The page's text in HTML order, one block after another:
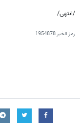
/انتهى/
رمز الخبر1954878